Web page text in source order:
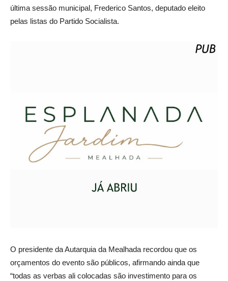
última sessão municipal, Frederico Santos, deputado eleito
pelas listas do Partido Socialista.
O presidente da Autarquia da Mealhada recordou que os
orçamentos do evento são públicos, afirmando ainda que
“todas as verbas ali colocadas são investimento para os